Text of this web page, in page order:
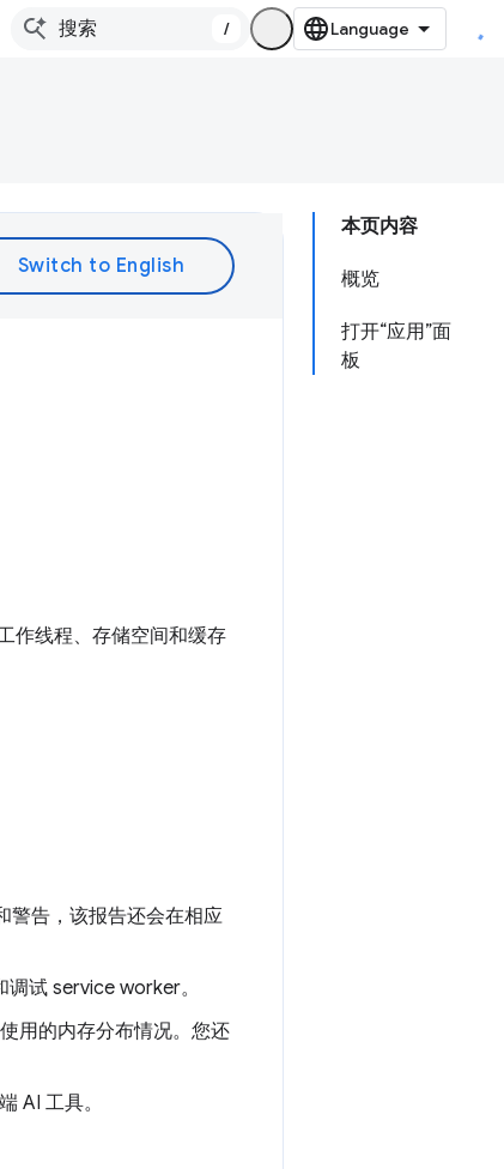
/
本页内容
概览
打开“应用”面
板
作线程、存储空间和缓存
警告，该报告还会在相应
试 service worker。
用的内存分布情况。您还
AI 工具。